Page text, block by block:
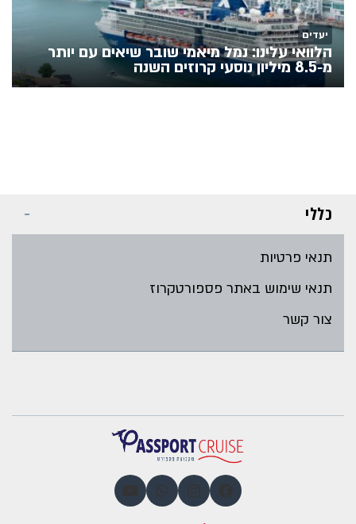
יעדים
הלוואי עלינו: נמל מיאמי שובר שיאים עם יותר
מ‑8.5 מיליון נוסעי קרוזים השנה
כללי
תנאי פרטיות
תנאי שימוש באתר פספורטקרוז
צור קשר